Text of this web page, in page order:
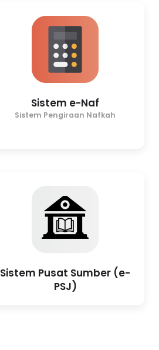
Sistem e-Naf
Sistem Pengiraan Nafkah
Sistem Pusat Sumber (e-
PSJ)